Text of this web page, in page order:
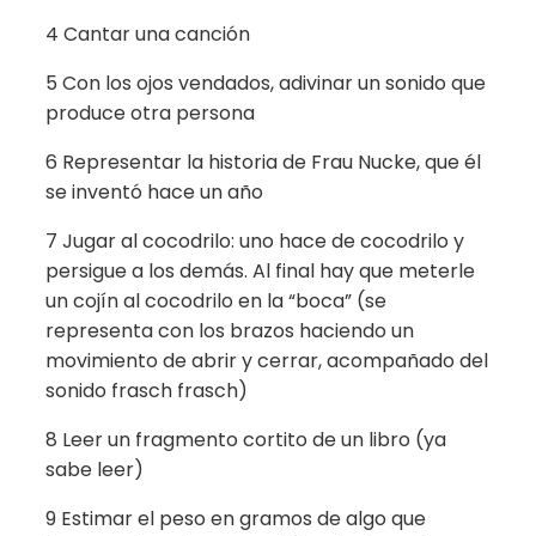
4 Cantar una canción
5 Con los ojos vendados, adivinar un sonido que
produce otra persona
6 Representar la historia de Frau Nucke, que él
se inventó hace un año
7 Jugar al cocodrilo: uno hace de cocodrilo y
persigue a los demás. Al final hay que meterle
un cojín al cocodrilo en la “boca” (se
representa con los brazos haciendo un
movimiento de abrir y cerrar, acompañado del
sonido frasch frasch)
8 Leer un fragmento cortito de un libro (ya
sabe leer)
9 Estimar el peso en gramos de algo que